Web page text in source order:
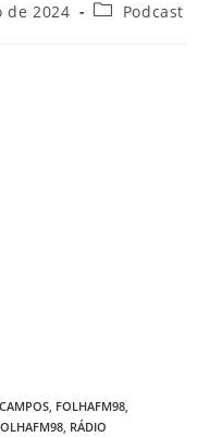
de 2024 Podcast
FOLHAFM98
RÁDIO